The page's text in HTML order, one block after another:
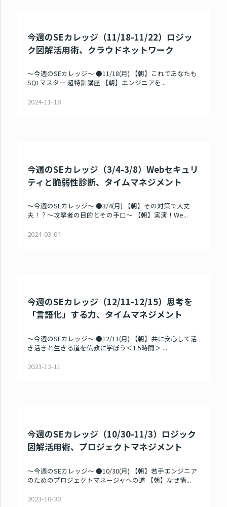
今週のSEカレッジ（11/18-11/22）ロジッ
ク図解活用術、クラウドネットワーク
～今週のSEカレッジ～ ●11/18(月) 【朝】これであなたも
SQLマスター 超特訓講座 【朝】エンジニアを...
2024-11-18
今週のSEカレッジ（3/4-3/8）Webセキュリ
ティと脆弱性診断、タイムマネジメント
～今週のSEカレッジ～ ●3/4(月) 【朝】その対策で大丈
夫！？～攻撃者の目的とその手口～ 【朝】実演！We...
2024-03-04
今週のSEカレッジ（12/11-12/15）思考を
「言語化」する力、タイムマネジメント
～今週のSEカレッジ～ ●12/11(月) 【朝】共に安心して活
き活きと生きる道を仏教に学ぼう＜1.5時間＞ ...
2023-12-11
今週のSEカレッジ（10/30-11/3）ロジック
図解活用術、プロジェクトマネジメント
～今週のSEカレッジ～ ●10/30(月) 【朝】若手エンジニア
のためのプロジェクトマネージャへの道 【朝】なぜ情...
2023-10-30